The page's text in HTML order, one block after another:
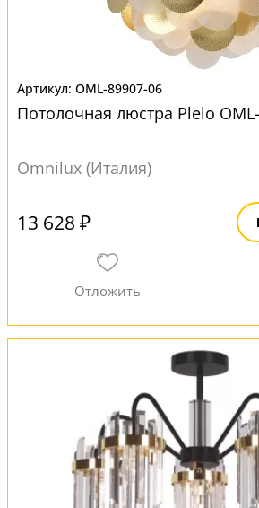
OML-89907-06
Потолочная люстра Plelo
Omnilux (Италия)
13 628 ₽